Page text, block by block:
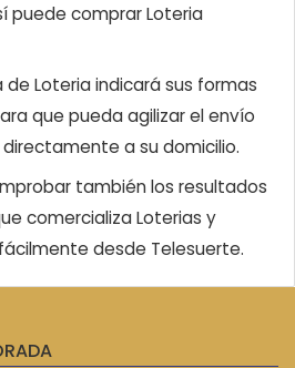
puede comprar Loteria
Loteria indicará sus formas
que pueda agilizar el envío
a su domicilio.
también los resultados
comercializa Loterias y
desde Telesuerte.